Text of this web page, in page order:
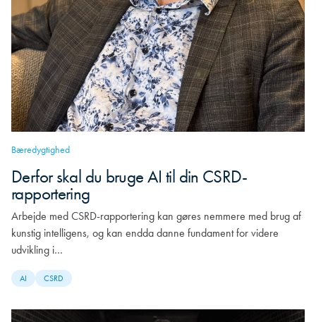
Bæredygtighed
Derfor skal du bruge AI til din CSRD-
rapportering
Arbejde med CSRD-rapportering kan gøres nemmere med brug af
kunstig intelligens, og kan endda danne fundament for videre
udvikling i…
AI CSRD